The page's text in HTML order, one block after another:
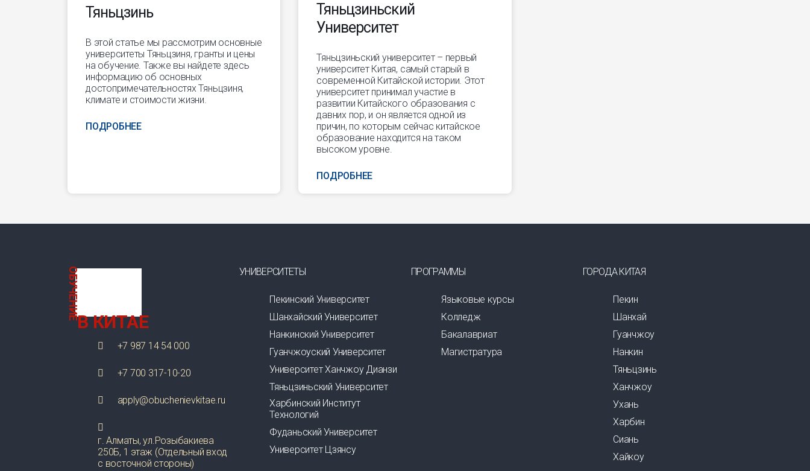
Тяньцзинь
В этой статье мы рассмотрим основные
университеты Тяньцзиня, гранты и цены
на обучение. Также вы найдете здесь
информацию об основных
достопримечательностях Тяньцзиня,
климате и стоимости жизни.
ПОДРОБНЕЕ
Тяньцзиньский
Университет
Тяньцзиньский университет – первый
университет Китая, самый старый в
современной Китайской истории. Этот
университет принимал участие в
развитии Китайского образования с
давних пор, и он является одной из
причин, по которым сейчас китайское
образование находится на таком
высоком уровне.
ПОДРОБНЕЕ
ОБУЧЕНИЕ
В КИТАЕ
+7 987 14 54 000
+7 700 317-10-20
apply@obuchenievkitae.ru
г. Алматы, ул.Розыбакиева
250Б, 1 этаж (Отдельный вход
с восточной стороны)
УНИВЕРСИТЕТЫ
Пекинский Университет
Шанхайский Университет
Нанкинский Университет
Гуанчжоуский Университет
Университет Ханчжоу Дианзи
Тяньцзиньский Университет
Харбинский Институт
Технологий
Фуданьский Университет
Университет Цзянсу
ПРОГРАММЫ
Языковые курсы
Колледж
Бакалавриат
Магистратура
ГОРОДА КИТАЯ
Пекин
Шанхай
Гуанчжоу
Нанкин
Тяньцзинь
Ханчжоу
Ухань
Харбин
Сиань
Хайкоу